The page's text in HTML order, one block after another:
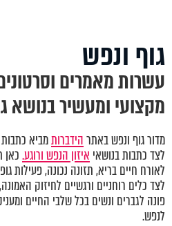
גוף ונפש
עשרות מאמרים
מקצועי ומעשיר בנושא
מדור גוף ונפש באתרהידברותמביא כתבות
לצד כתבות בנושאי איזון הנפש ורוגע.כאן
לאורח חיים בריא, תזונה נכונה, פעילות
לצד כלים רוחניים ורגשיים לחיזוק
פונה לגברים ונשים בכל שלבי החיים
לנפש.